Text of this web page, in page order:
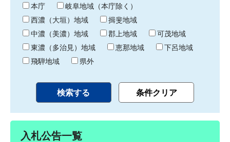
わ
り
本庁
岐阜地域（本庁除く）
西濃（大垣）地域
揖斐地域
中濃（美濃）地域
郡上地域
可茂地域
東濃（多治見）地域
恵那地域
下呂地域
飛騨地域
県外
入札公告一覧